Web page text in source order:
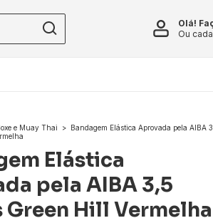
Olá!
Ou
e Muay Thai > Bandagem Elástica Aprovada pela AIBA
Elástica
pela AIBA 3,5
Green Hill Vermelha